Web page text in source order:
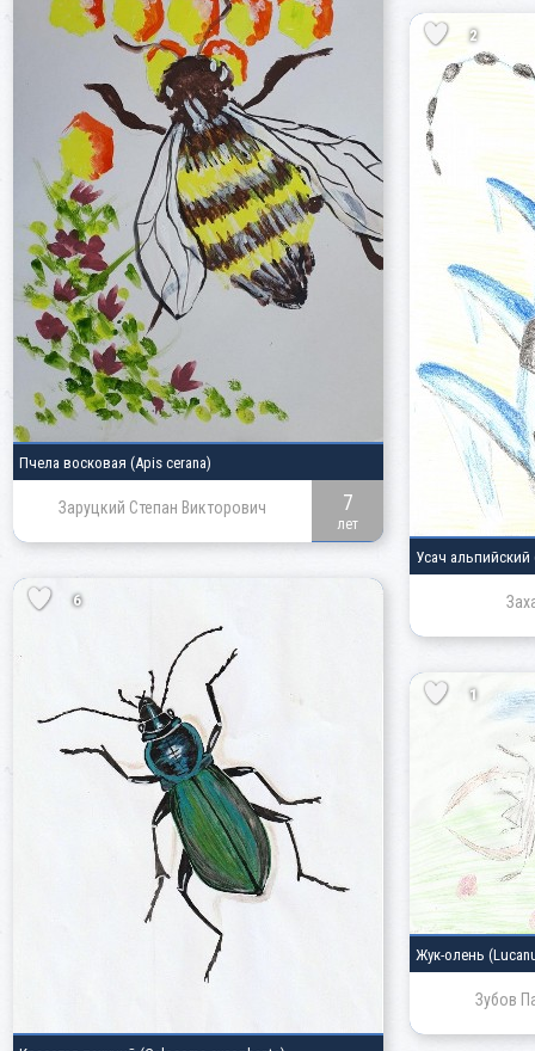
Пчела восковая (Apis cerana)
Заруцкий Степан Викторович 7
лет
2
Усач альпийский
6
1
Жук-олень
Зубов